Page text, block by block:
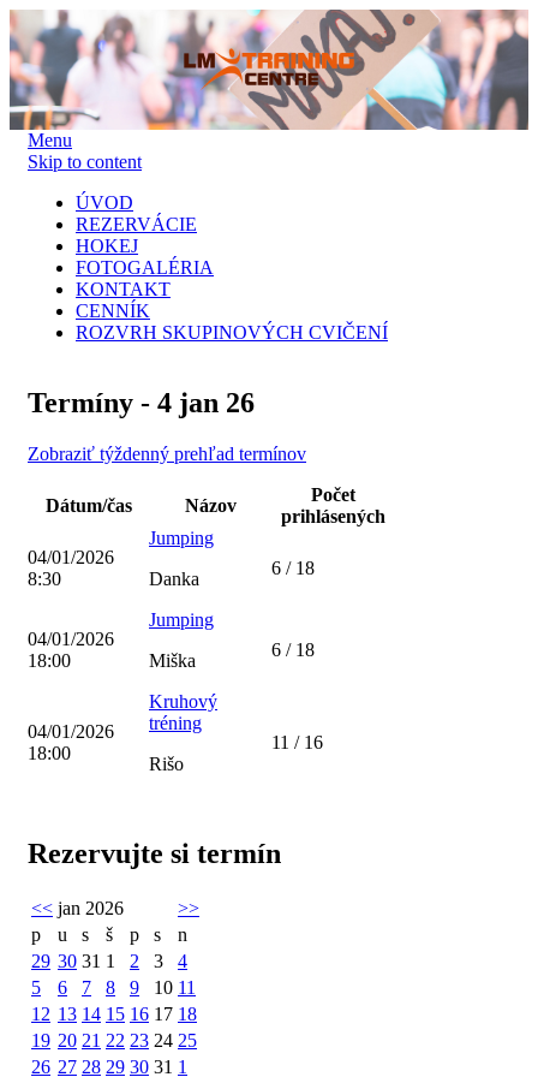
Menu
Skip to content
ÚVOD
REZERVÁCIE
HOKEJ
FOTOGALÉRIA
KONTAKT
CENNÍK
ROZVRH SKUPINOVÝCH CVIČENÍ
Termíny - 4 jan 26
Zobraziť týždenný prehľad termínov
Dátum/čas Názov
Počet
prihlásených
04/01/2026
8:30
Jumping
Danka
6 / 18
04/01/2026
18:00
Jumping
Miška
6 / 18
04/01/2026
18:00
Kruhový
tréning
Rišo
11 / 16
Rezervujte si termín
<< jan 2026
>>
p
u s š p s
n
29 30 31 1 2 3
4
5
6 7 8 9 10 11
12 13 14 15 16 17 18
19 20 21 22 23 24 25
26 27 28 29 30 31 1